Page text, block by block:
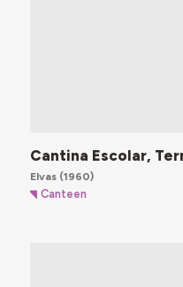
Cantina Escolar,
Elvas(1960)
Canteen